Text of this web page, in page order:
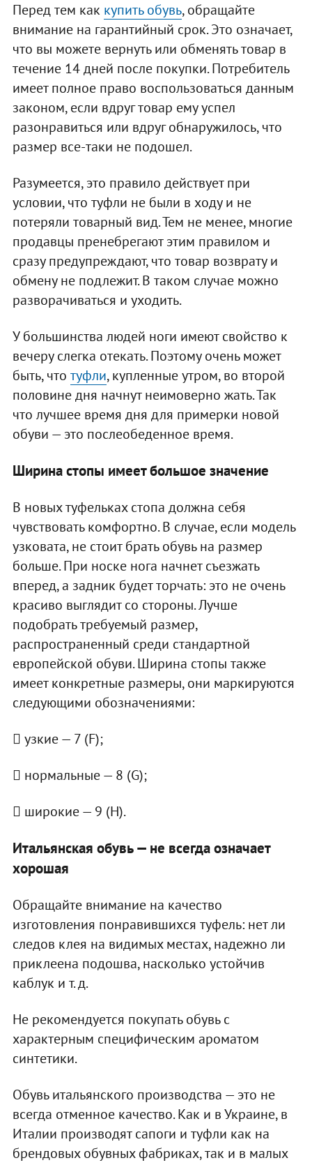
Перед тем как купить обувь, обращайте
внимание на гарантийный срок. Это означает,
что вы можете вернуть или обменять товар в
течение 14 дней после покупки. Потребитель
имеет полное право воспользоваться данным
законом, если вдруг товар ему успел
разонравиться или вдруг обнаружилось, что
размер все-таки не подошел.
Разумеется, это правило действует при
условии, что туфли не были в ходу и не
потеряли товарный вид. Тем не менее, многие
продавцы пренебрегают этим правилом и
сразу предупреждают, что товар возврату и
обмену не подлежит. В таком случае можно
разворачиваться и уходить.
У большинства людей ноги имеют свойство к
вечеру слегка отекать. Поэтому очень может
быть, что туфли, купленные утром, во второй
половине дня начнут неимоверно жать. Так
что лучшее время дня для примерки новой
обуви — это послеобеденное время.
Ширина стопы имеет большое значение
В новых туфельках стопа должна себя
чувствовать комфортно. В случае, если модель
узковата, не стоит брать обувь на размер
больше. При носке нога начнет съезжать
вперед, а задник будет торчать: это не очень
красиво выглядит со стороны. Лучше
подобрать требуемый размер,
распространенный среди стандартной
европейской обуви. Ширина стопы также
имеет конкретные размеры, они маркируются
следующими обозначениями:
 узкие — 7 (F);
 нормальные — 8 (G);
 широкие — 9 (H).
Итальянская обувь — не всегда означает
хорошая
Обращайте внимание на качество
изготовления понравившихся туфель: нет ли
следов клея на видимых местах, надежно ли
приклеена подошва, насколько устойчив
каблук и т. д.
Не рекомендуется покупать обувь с
характерным специфическим ароматом
синтетики.
Обувь итальянского производства — это не
всегда отменное качество. Как и в Украине, в
Италии производят сапоги и туфли как на
брендовых обувных фабриках, так и в малых